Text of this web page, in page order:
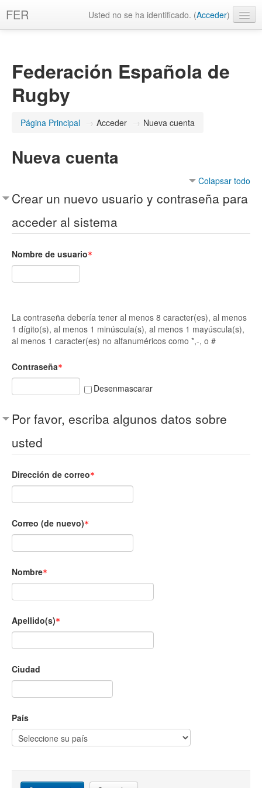
FER Usted no se ha identificado. (Acceder)
Federación Española de
Rugby
Página Principal → Acceder → Nueva cuenta
Nueva cuenta
Colapsar todo
Crear un nuevo usuario y contraseña para
acceder al sistema
Nombre de usuario
La contraseña debería tener al menos 8 caracter(es), al menos
1 dígito(s), al menos 1 minúscula(s), al menos 1 mayúscula(s),
al menos 1 caracter(es) no alfanuméricos como *,-, o #
Contraseña
Desenmascarar
Por favor, escriba algunos datos sobre
usted
Dirección de correo
Correo (de nuevo)
Nombre
Apellido(s)
Ciudad
País